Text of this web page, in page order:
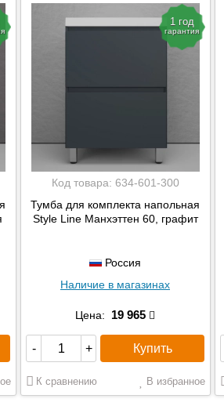
1 год
гарантия
Код товара: 634-601-300
Тумба для комплекта напольная
Style Line Манхэттен 60, графит
Россия
Наличие в магазинах
Цена: 19 965
- + Купить
К сравнению В избранное